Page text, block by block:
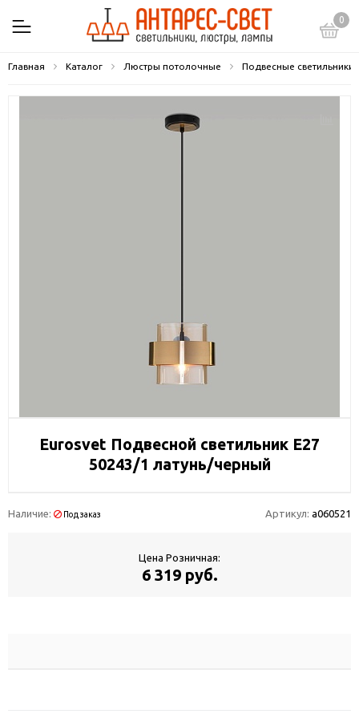
0
Главная Каталог Люстры потолочные Подвесные светильники
Eurosvet Подвесной светильник E27
50243/1 латунь/черный
Наличие: Под заказ Артикул: a060521
Цена Розничная:
6 319 руб.